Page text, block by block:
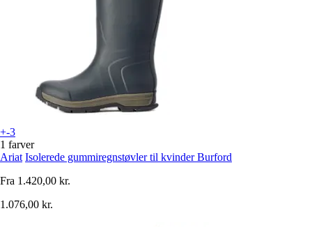
+-3
1 farver
Ariat Isolerede gummiregnstøvler til kvinder Burford
Fra 1.420,00 kr.
1.076,00 kr.